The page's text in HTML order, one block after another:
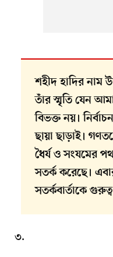
শহীদ হাদির নাম
তাঁর স্মৃতি যেন
বিভক্ত নয়।
ছায়া ছাড়াই।
ধৈর্য ও সংযমের
সতর্ক করেছে।
সতর্কবার্তাকে
৩.